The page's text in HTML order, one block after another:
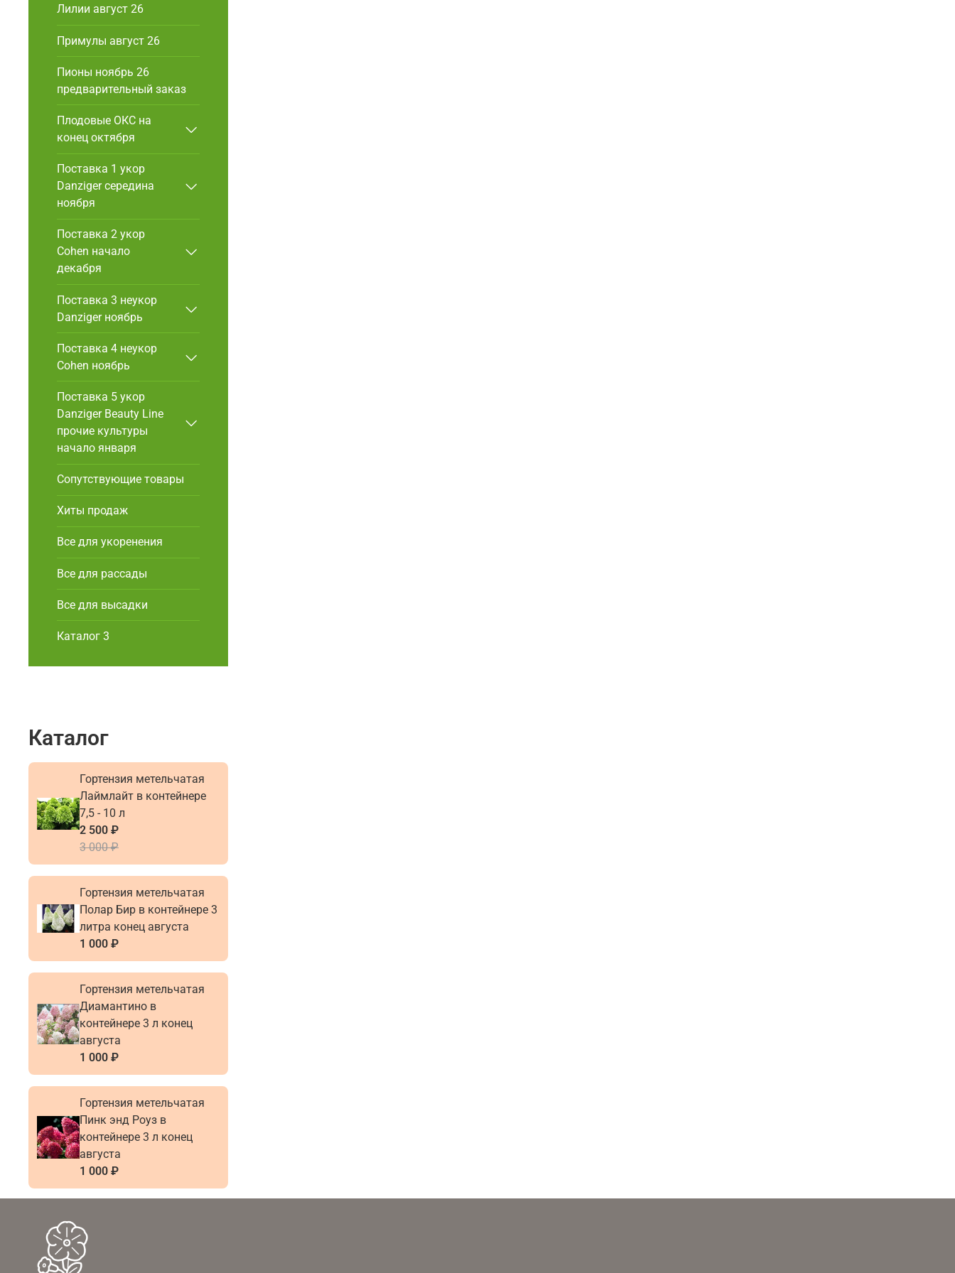
Лилии август 26
Примулы август 26
Пионы ноябрь 26
предварительный заказ
Плодовые ОКС на
конец октября
Поставка 1 укор
Danziger cередина
ноября
Поставка 2 укор
Cohen начало
декабря
Поставка 3 неукор
Danziger ноябрь
Поставка 4 неукор
Cohen ноябрь
Поставка 5 укор
Danziger Beauty Line
прочие культуры
начало января
Сопутствующие товары
Хиты продаж
Все для укоренения
Все для рассады
Все для высадки
Каталог 3
Каталог
Гортензия метельчатая
Лаймлайт в контейнере
7,5 - 10 л
2 500 ₽
3 000 ₽
Гортензия метельчатая
Полар Бир в контейнере 3
литра конец августа
1 000 ₽
Гортензия метельчатая
Диамантино в
контейнере 3 л конец
августа
1 000 ₽
Гортензия метельчатая
Пинк энд Роуз в
контейнере 3 л конец
августа
1 000 ₽